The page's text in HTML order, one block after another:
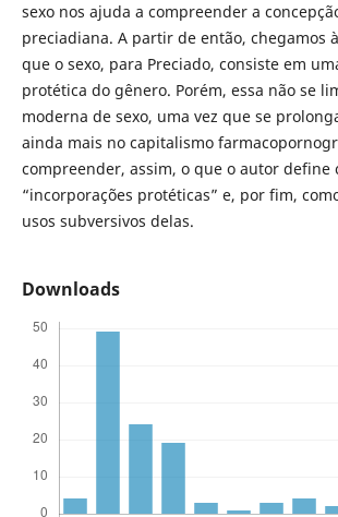
sexo nos ajuda a compreender a
preciadiana. A partir de então, chegamos
que o sexo, para Preciado, consiste em
protética do gênero. Porém, essa não se
moderna de sexo, uma vez que se
ainda mais no capitalismo
compreender, assim, o que o autor define
“incorporações protéticas” e, por fim,
usos subversivos delas.
Downloads